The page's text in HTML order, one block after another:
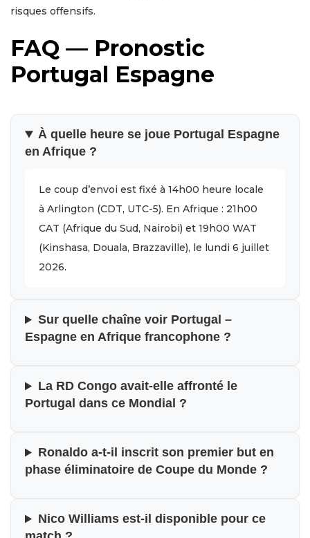
risques offensifs.
FAQ — Pronostic
Portugal Espagne
À quelle heure se joue Portugal Espagne
en Afrique ?
Le coup d’envoi est fixé à 14h00 heure locale
à Arlington (CDT, UTC-5). En Afrique : 21h00
CAT (Afrique du Sud, Nairobi) et 19h00 WAT
(Kinshasa, Douala, Brazzaville), le lundi 6 juillet
2026.
Sur quelle chaîne voir Portugal –
Espagne en Afrique francophone ?
La RD Congo avait-elle affronté le
Portugal dans ce Mondial ?
Ronaldo a-t-il inscrit son premier but en
phase éliminatoire de Coupe du Monde ?
Nico Williams est-il disponible pour ce